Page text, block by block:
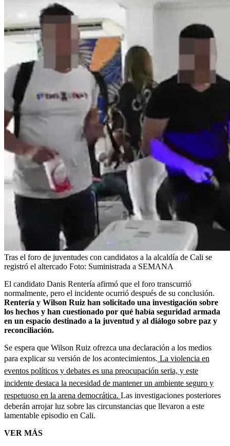
Tras el foro de juventudes con candidatos a la alcaldía de Cali se
registró el altercado Foto: Suministrada a SEMANA
El candidato Danis Rentería afirmó que el foro transcurrió
normalmente, pero el incidente ocurrió después de su conclusión.
Rentería y Wilson Ruiz han solicitado una investigación sobre
los hechos y han cuestionado por qué había seguridad armada
en un espacio destinado a la juventud y al diálogo sobre paz y
reconciliación.
Se espera que Wilson Ruiz ofrezca una declaración a los medios
para explicar su versión de los acontecimientos. La violencia en
eventos políticos y debates es una preocupación seria, y este
incidente destaca la necesidad de mantener un ambiente seguro y
respetuoso en la arena democrática. Las investigaciones posteriores
deberán arrojar luz sobre las circunstancias que llevaron a este
lamentable episodio en Cali.
VER MÁS